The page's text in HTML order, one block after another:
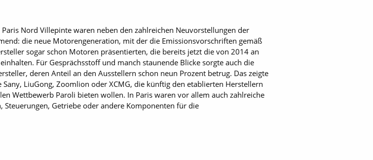
Nord Villepinte waren neben den zahlreichen Neuvorstellungen der
die neue Motorengeneration, mit der die Emissionsvorschriften gemäß
sogar schon Motoren präsentierten, die bereits jetzt die von 2014 an
Für Gesprächsstoff und manch staunende Blicke sorgte auch die
deren Anteil an den Ausstellern schon neun Prozent betrug. Das zeigte
LiuGong, Zoomlion oder XCMG, die künftig den etablierten Herstellern
Wettbewerb Paroli bieten wollen. In Paris waren vor allem auch zahlreiche
Getriebe oder andere Komponenten für die